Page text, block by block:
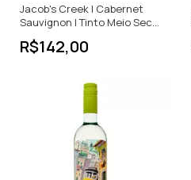
Jacob's Creek | Cabernet
Sauvignon | Tinto Meio Seco |
R$142,00